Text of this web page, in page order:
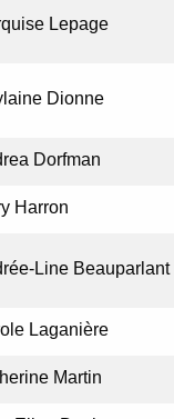
Lepage
Dionne
Dorfman
Harron
Line Beauparlant
Laganière
Martin